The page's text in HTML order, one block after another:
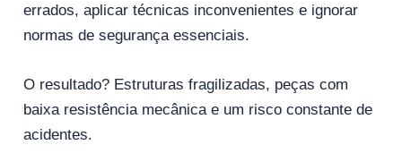
errados, aplicar técnicas inconvenientes e ignorar
normas de segurança essenciais.
O resultado? Estruturas fragilizadas, peças com
baixa resistência mecânica e um risco constante de
acidentes.